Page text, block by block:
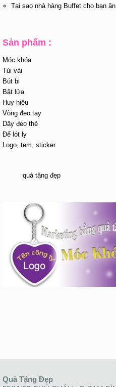
Tại sao nhà hàng Buffet cho bạn
Sản phẩm :
Móc khóa
Túi vải
Bút bi
Bật lửa
Huy hiệu
Vòng đeo tay
Dây đeo thẻ
Đế lót ly
Logo, tem, sticker
quà tặng đẹp
Quà Tặng Đẹp